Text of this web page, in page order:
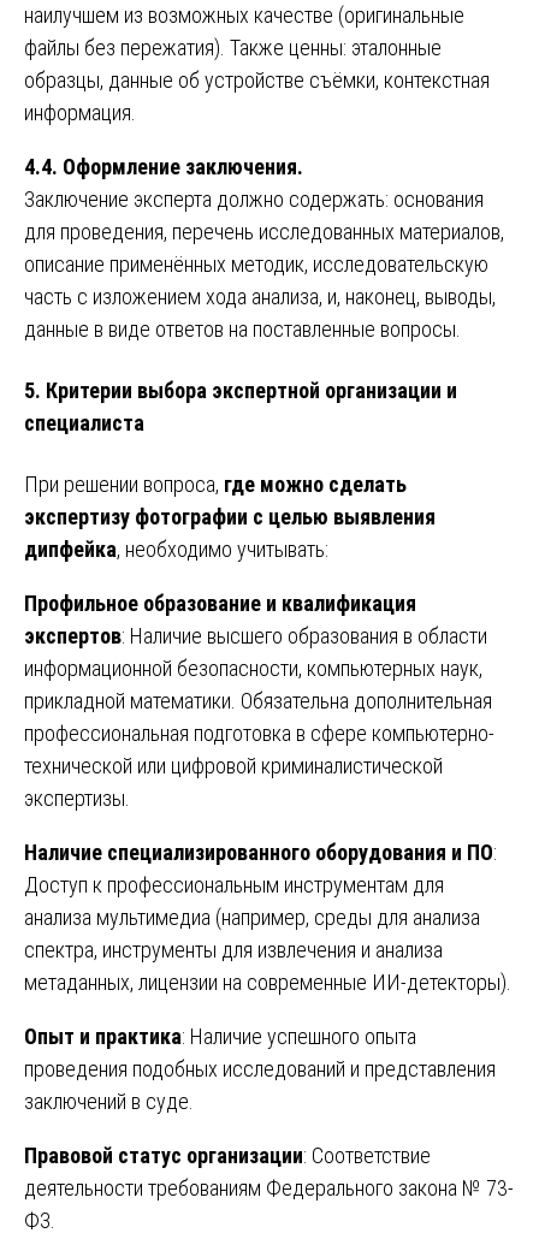
наилучшем из возможных качестве (оригинальные
файлы без пережатия). Также ценны: эталонные
образцы, данные об устройстве съёмки, контекстная
информация.
4.4. Оформление заключения.
Заключение эксперта должно содержать: основания
для проведения, перечень исследованных материалов,
описание применённых методик, исследовательскую
часть с изложением хода анализа, и, наконец, выводы,
данные в виде ответов на поставленные вопросы.
5. Критерии выбора экспертной организации и
специалиста
При решении вопроса, где можно сделать
экспертизу фотографии с целью выявления
дипфейка, необходимо учитывать:
Профильное образование и квалификация
экспертов: Наличие высшего образования в области
информационной безопасности, компьютерных наук,
прикладной математики. Обязательна дополнительная
профессиональная подготовка в сфере компьютерно-
технической или цифровой криминалистической
экспертизы.
Наличие специализированного оборудования и ПО:
Доступ к профессиональным инструментам для
анализа мультимедиа (например, среды для анализа
спектра, инструменты для извлечения и анализа
метаданных, лицензии на современные ИИ-детекторы).
Опыт и практика: Наличие успешного опыта
проведения подобных исследований и представления
заключений в суде.
Правовой статус организации: Соответствие
деятельности требованиям Федерального закона № 73-
ФЗ.